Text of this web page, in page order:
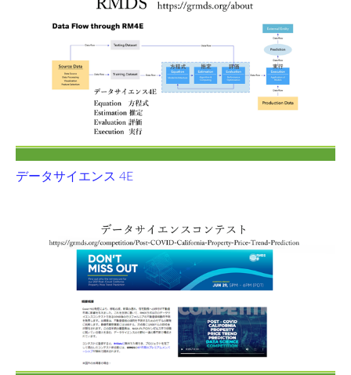
データサイエンス 4E